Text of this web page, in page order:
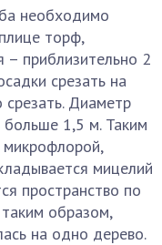
необходимо
торф,
– приблизительно 2
срезать на
Диаметр
больше 1,5 м. Таким
мицелий
пространство по
образом,
на одно дерево.